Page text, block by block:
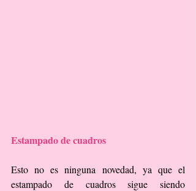
Estampado de cuadros
Esto no es ninguna novedad, ya que el
estampado de cuadros sigue siendo